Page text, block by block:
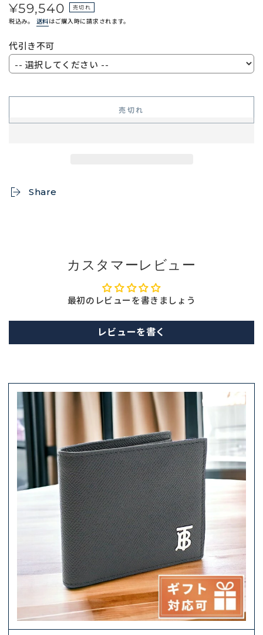
定
価
¥59,540
売切れ
税込み。 送料はご購入時に請求されます。
代引き不可
売切れ
Share
カスタマーレビュー
最初のレビューを書きましょう
レビューを書く